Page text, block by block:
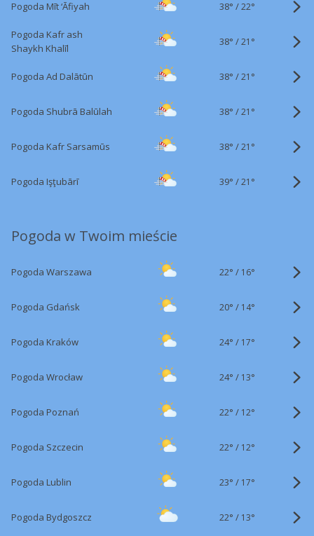
Pogoda Mīt ‘Āfiyah 38° /22°
Pogoda Kafr ash
Shaykh Khalīl
38° /21°
Pogoda Ad Dalātūn 38° /21°
Pogoda Shubrā Balūlah 38° /21°
Pogoda Kafr Sarsamūs 38° /21°
Pogoda Işţubārī 39° /21°
Pogoda w Twoim mieście
Pogoda Warszawa 22° / 16°
Pogoda Gdańsk 20° / 14°
Pogoda Kraków 24° / 17°
Pogoda Wrocław 24° / 13°
Pogoda Poznań 22° / 12°
Pogoda Szczecin 22° / 12°
Pogoda Lublin 23° / 17°
Pogoda Bydgoszcz 22° / 13°